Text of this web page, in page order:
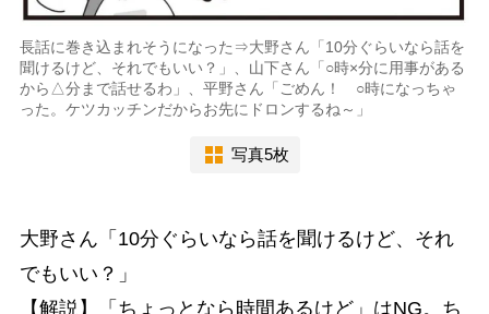
長話に巻き込まれそうになった⇒大野さん「10分ぐらいなら話を
聞けるけど、それでもいい？」、山下さん「○時×分に用事がある
から△分まで話せるわ」、平野さん「ごめん！ ○時になっちゃ
った。ケツカッチンだからお先にドロンするね～」
写真5枚
大野さん「10分ぐらいなら話を聞けるけど、それ
でもいい？」
【解説】「ちょっとなら時間あるけど」はNG。ち